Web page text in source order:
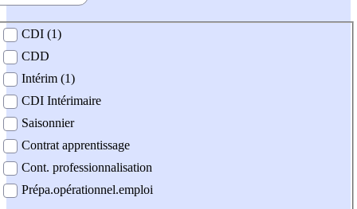
contrat
CDI (1)
CDD
Intérim (1)
CDI Intérimaire
Saisonnier
Contrat apprentissage
Cont. professionnalisation
Prépa.opérationnel.emploi